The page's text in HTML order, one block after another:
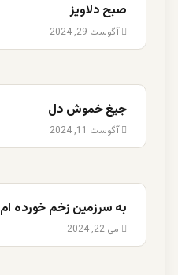
صبح دلاویز
آگوست 29, 2024
جیغ خموش دل
آگوست 11, 2024
به سرزمین زخم خورده ام
می 22, 2024